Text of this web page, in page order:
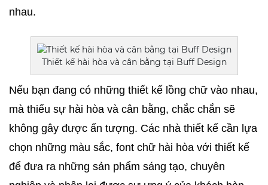
nhau.
Thiết kế hài hòa và cân bằng tại Buff Design
Nếu bạn đang có những thiết kế lồng chữ vào nhau,
mà thiếu sự hài hòa và cân bằng, chắc chắn sẽ
không gây được ấn tượng. Các nhà thiết kế cần lựa
chọn những màu sắc, font chữ hài hòa với thiết kế
để đưa ra những sản phẩm sáng tạo, chuyên